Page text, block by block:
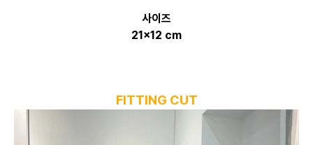
사이즈
21x12 cm
FITTING CUT